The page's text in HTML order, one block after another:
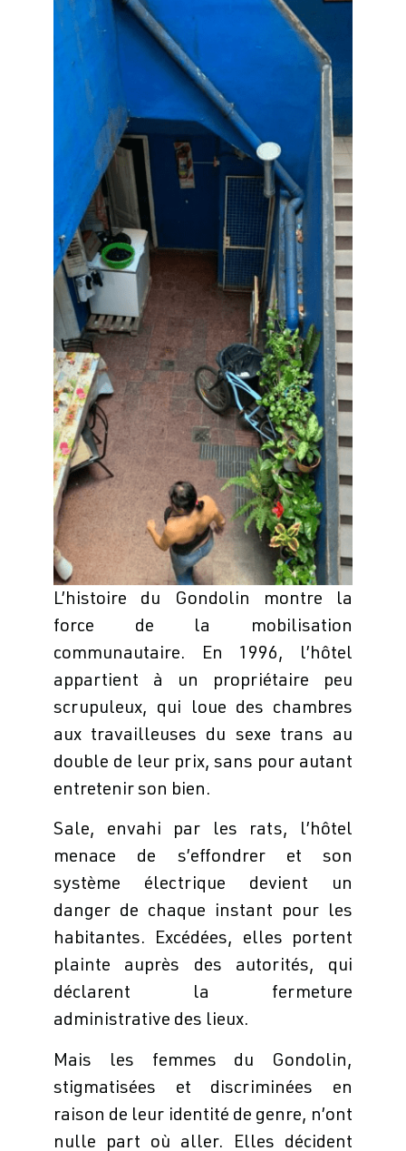
L’histoire du Gondolin montre la
force de la mobilisation
communautaire. En 1996, l’hôtel
appartient à un propriétaire peu
scrupuleux, qui loue des chambres
aux travailleuses du sexe trans au
double de leur prix, sans pour autant
entretenir son bien.
Sale, envahi par les rats, l’hôtel
menace de s’effondrer et son
système électrique devient un
danger de chaque instant pour les
habitantes. Excédées, elles portent
plainte auprès des autorités, qui
déclarent la fermeture
administrative des lieux.
Mais les femmes du Gondolin,
stigmatisées et discriminées en
raison de leur identité de genre, n’ont
nulle part où aller. Elles décident